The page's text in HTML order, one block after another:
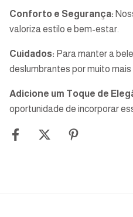
Conforto e Segurança:
valoriza estilo e bem-estar.
Cuidados: Para manter a
deslumbrantes por muito
Adicione um Toque de
oportunidade de incorporar